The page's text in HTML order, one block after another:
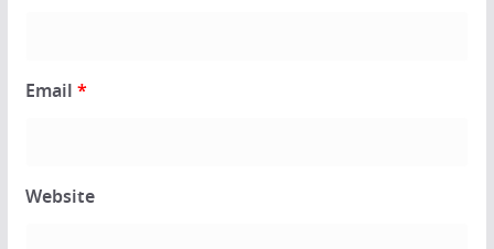
Email *
Website